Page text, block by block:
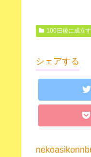
100日後に成立
シェアする